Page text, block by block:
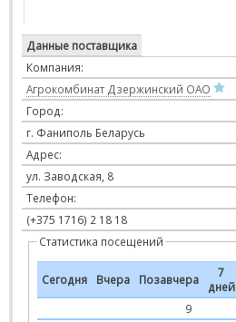
Данные поставщика
Компания:
Агрокомбинат Дзержинский ОАО
Город:
г. Фаниполь Беларусь
Адрес:
ул. Заводская, 8
Телефон:
(+375 1716) 2 18 18
Статистика посещений
Сегодня Вчера Позавчера
7
дней
9